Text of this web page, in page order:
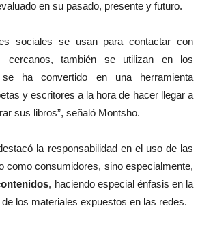
en su pasado, presente y futuro.
sociales se usan para contactar con
cercanos, también se utilizan en los
ha convertido en una herramienta
y escritores a la hora de hacer llegar a
sus libros”, señaló Montsho.
la responsabilidad en el uso de las
como consumidores, sino especialmente,
, haciendo especial énfasis en la
los materiales expuestos en las redes.